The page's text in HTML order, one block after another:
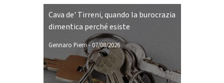
Cava de' Tirreni, quando la burocrazia
dimentica perché esiste
Gennaro Pierri- 07/08/2026